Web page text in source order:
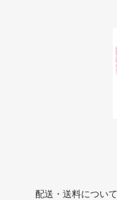
配送・送料について